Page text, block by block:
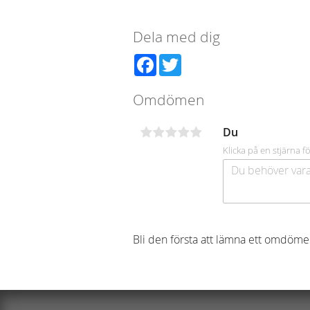
Dela med dig
Facebook
Omdömen
Du
Klicka på en stjärna
Bli den första att lämna ett